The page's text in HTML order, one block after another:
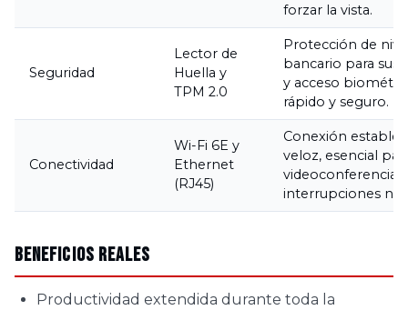
forzar la vista.
Seguridad
Lector de
Huella y
TPM 2.0
Protección de
bancario para sus
y acceso
rápido y seguro.
Conectividad
Wi-Fi 6E y
Ethernet
(RJ45)
Conexión estable
veloz, esencial
videoconferencias
interrupciones ni
Beneficios Reales
Productividad extendida durante toda la